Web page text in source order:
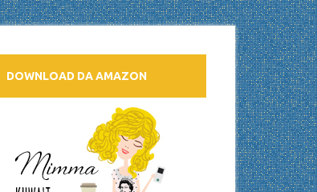
DOWNLOAD DA AMAZON